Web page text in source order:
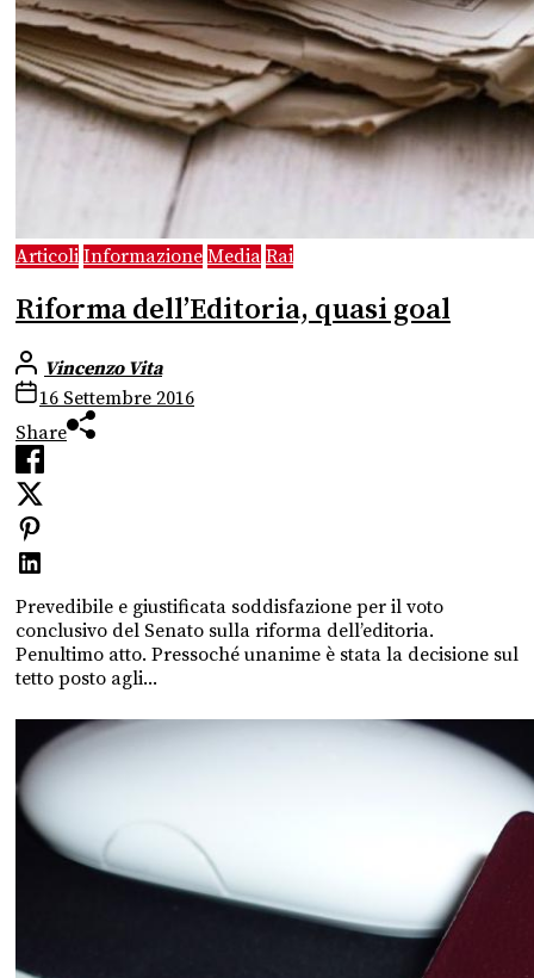
Articoli Informazione Media Rai
Riforma dell’Editoria, quasi goal
Vincenzo Vita
16 Settembre 2016
Share
Prevedibile e giustificata soddisfazione per il voto
conclusivo del Senato sulla riforma dell’editoria.
Penultimo atto. Pressoché unanime è stata la decisione sul
tetto posto agli...